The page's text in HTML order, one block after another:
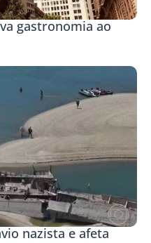
gastronomia ao
nazista e afeta